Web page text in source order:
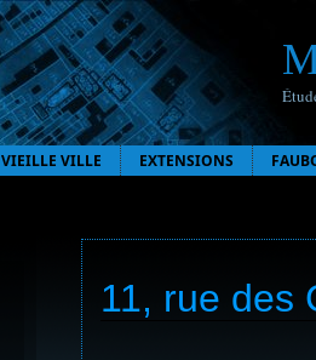
VIEILLE VILLE EXTENSIONS
11, rue des